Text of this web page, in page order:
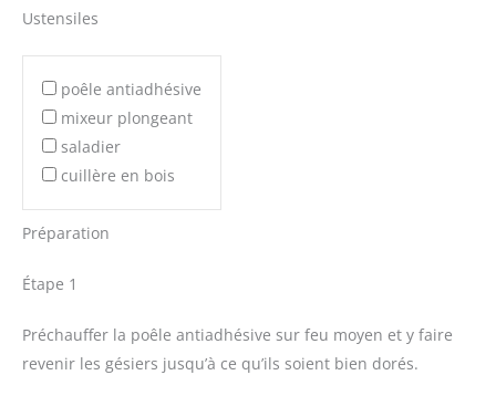
Ustensiles
poêle antiadhésive
mixeur plongeant
saladier
cuillère en bois
Préparation
Étape 1
Préchauffer la poêle antiadhésive sur feu moyen et y faire
revenir les gésiers jusqu’à ce qu’ils soient bien dorés.